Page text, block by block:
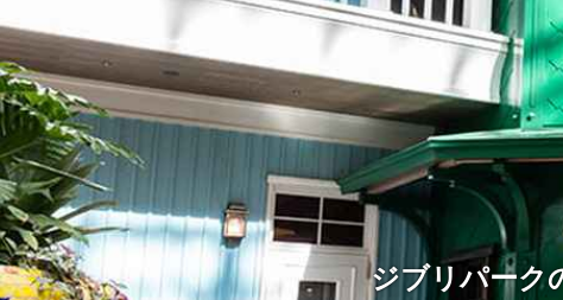
ジブリパーク